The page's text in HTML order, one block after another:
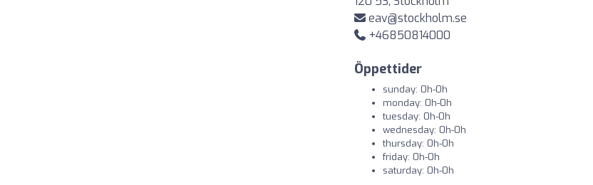
eav@stockholm.se
+46850814000
Öppettider
sunday: 0h-0h
monday: 0h-0h
tuesday: 0h-0h
wednesday: 0h-0h
thursday: 0h-0h
friday: 0h-0h
saturday: 0h-0h